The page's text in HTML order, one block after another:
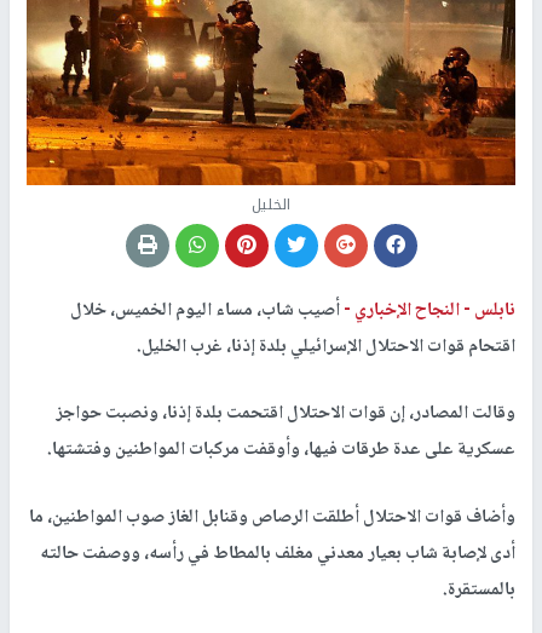
الخليل
نابلس -النجاح الإخباري -أصيب شاب، مساء اليوم الخميس، خلال
اقتحام قوات الاحتلال الإسرائيلي بلدة إذنا، غرب الخليل.
وقالت المصادر، إن قوات الاحتلال اقتحمت بلدة إذنا، ونصبت حواجز
عسكرية على عدة طرقات فيها، وأوقفت مركبات المواطنين وفتشتها.
وأضاف قوات الاحتلال أطلقت الرصاص وقنابل الغاز صوب المواطنين، ما
أدى لإصابة شاب بعيار معدني مغلف بالمطاط في رأسه، ووصفت حالته
بالمستقرة.